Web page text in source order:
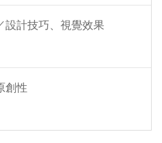
設計技巧、視覺效果
創性